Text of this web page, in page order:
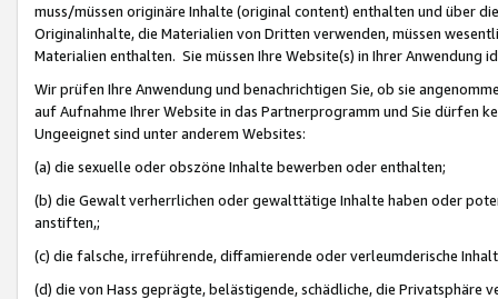
muss/müssen originäre Inhalte (original content) enthalten und über
Originalinhalte, die Materialien von Dritten verwenden, müssen
Materialien enthalten. Sie müssen Ihre Website(s) in Ihrer Anwendung
Wir prüfen Ihre Anwendung und benachrichtigen Sie, ob sie
auf Aufnahme Ihrer Website in das Partnerprogramm und Sie dürfen
Ungeeignet sind unter anderem Websites:
(a) die sexuelle oder obszöne Inhalte bewerben oder enthalten;
(b) die Gewalt verherrlichen oder gewalttätige Inhalte haben oder
anstiften,;
(c) die falsche, irreführende, diffamierende oder verleumderische
(d) die von Hass geprägte, belästigende, schädliche, die Privatsphäre